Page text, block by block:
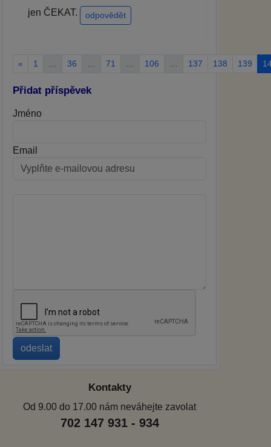
jen ČEKAT.
odpovědět
« 1 36 71 106 137 138 139
Přidat příspěvek
Jméno
Email
Kontakty
Od 9.00 do 17.00 nám neváhejte zavolat
702 147 931 - 934